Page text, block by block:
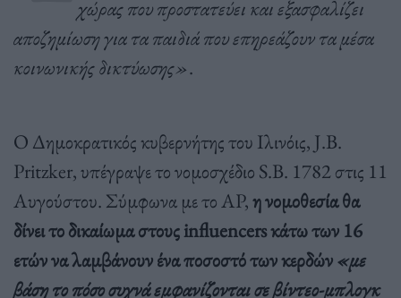
χώρας που προστατεύει και εξασφαλίζει
αποζημίωση για τα παιδιά που επηρεάζουν τα μέσα
κοινωνικής δικτύωσης».
Ο Δημοκρατικός κυβερνήτης του Ιλινόις, J.B.
Pritzker, υπέγραψε το νομοσχέδιο S.B. 1782 στις 11
Αυγούστου. Σύμφωνα με το AP,η νομοθεσία θα
δίνει το δικαίωμα στους influencers κάτω των 16
ετών να λαμβάνουν ένα ποσοστό των κερδών«με
βάση το πόσο συχνά εμφανίζονται σε βίντεο-μπλογκ